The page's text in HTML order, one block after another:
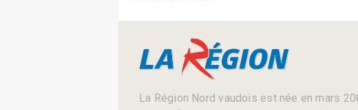
La Région Nord vaudois est née en mars